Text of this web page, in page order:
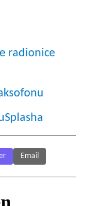
radionice
Email